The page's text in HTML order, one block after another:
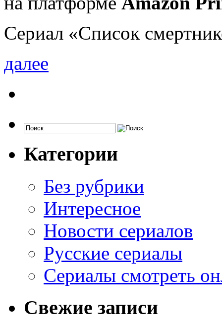
Сериал «Список
далее
Категории
Без рубрики
Интересное
Новости сериалов
Русские сериалы
Сериалы смотреть
Свежие записи